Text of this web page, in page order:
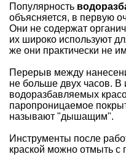
Популярность
объясняется, в первую
Они не содержат
их широко используют
же они практически не
Перерыв между
не больше двух часов.
водоразбавляемых
паропроницаемое
называют "дышащим".
Инструменты после
краской можно отмыть